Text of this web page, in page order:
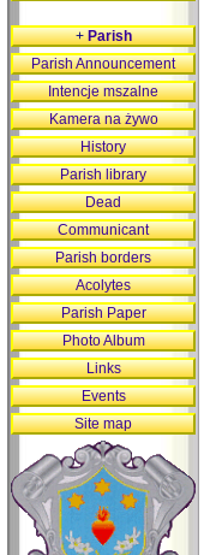
+Parish
Parish Announcement
Intencje mszalne
Kamera na żywo
History
Parish library
Dead
Communicant
Parish borders
Acolytes
Parish Paper
Photo Album
Links
Events
Site map